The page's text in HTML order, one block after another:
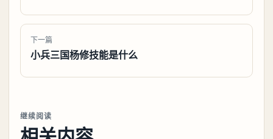
下一篇
小兵三国杨修技能是什么
继续阅读